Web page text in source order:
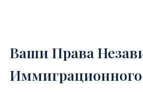
Ваши Права
Иммиграционного